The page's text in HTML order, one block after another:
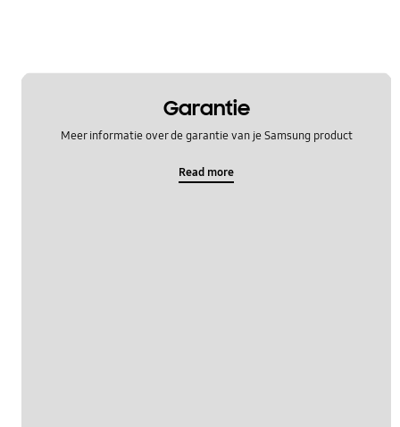
Garantie
Meer informatie over de garantie van je Samsung product
Read more